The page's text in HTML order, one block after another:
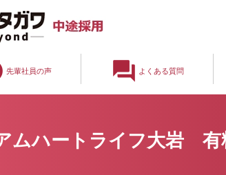
先輩社員の声 question_answer よくある質問
ムハートライフ大岩 有